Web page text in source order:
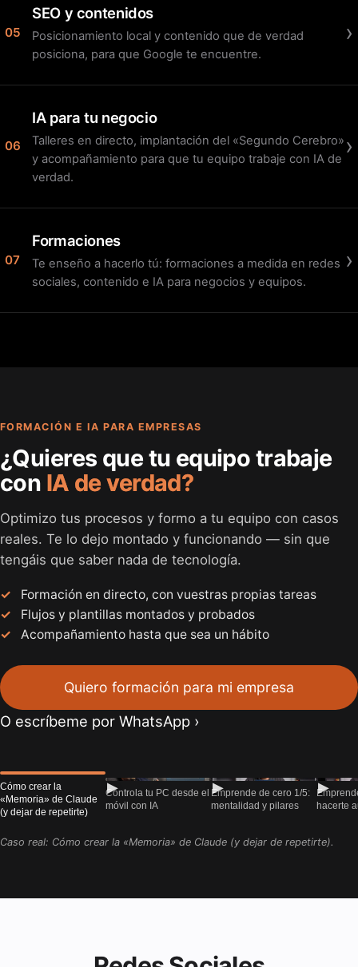
05
SEO y contenidos
Posicionamiento local y contenido que de verdad
posiciona, para que Google te encuentre.
›
06
IA para tu negocio
Talleres en directo, implantación del «Segundo Cerebro»
y acompañamiento para que tu equipo trabaje con IA de
verdad.
›
07
Formaciones
Te enseño a hacerlo tú: formaciones a medida en redes
sociales, contenido e IA para negocios y equipos.
›
FORMACIÓN E IA PARA EMPRESAS
¿Quieres que tu equipo trabaje
con IA de verdad?
Optimizo tus procesos y formo a tu equipo con casos
reales. Te lo dejo montado y funcionando — sin que
tengáis que saber nada de tecnología.
Formación en directo, con vuestras propias tareas
Flujos y plantillas montados y probados
Acompañamiento hasta que sea un hábito
Quiero formación para mi empresa
O escríbeme por WhatsApp
Cómo crear la
«Memoria» de Claude
(y dejar de repetirte)
▶
Controla tu PC desde el
móvil con IA
▶
Emprende de cero 1/5:
mentalidad y pilares
▶
hacerte
Caso real: Cómo crear la «Memoria» de Claude (y dejar de repetirte).